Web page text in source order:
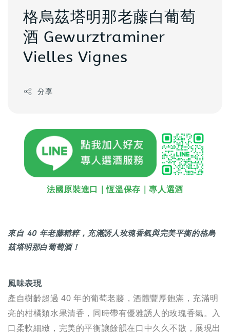
格烏茲塔明那老藤白葡萄
酒 Gewurztraminer
Vielles Vignes
分享
法國原裝進口｜恆溫保存｜專人選酒
來自 40 年老藤精粹，充滿誘人玫瑰香氣與完美平衡的格烏
茲塔明那白葡萄酒！
風味表現
產自樹齡超過 40 年的葡萄老藤，酒體豐厚飽滿，充滿明
亮的柑橘類水果清香，同時帶有優雅誘人的玫瑰香氣。入
口柔軟細緻，完美的平衡讓餘韻在口中久久不散，展現出